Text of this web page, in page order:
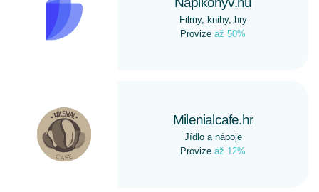
Filmy, knihy, hry
Provize až 50%
Milenialcafe.hr
Jídlo a nápoje
Provize až 12%